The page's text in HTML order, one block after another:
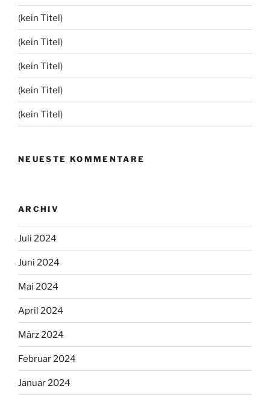
(kein Titel)
(kein Titel)
(kein Titel)
(kein Titel)
(kein Titel)
NEUESTE KOMMENTARE
ARCHIV
Juli 2024
Juni 2024
Mai 2024
April 2024
März 2024
Februar 2024
Januar 2024